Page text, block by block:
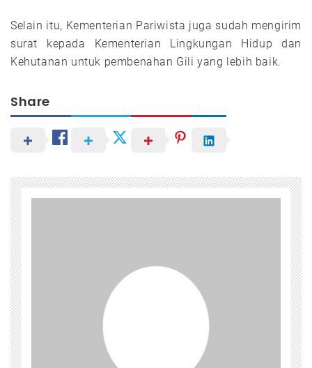
Selain itu, Kementerian Pariwista juga sudah mengirim
surat kepada Kementerian Lingkungan Hidup dan
Kehutanan untuk pembenahan Gili yang lebih baik.
Share